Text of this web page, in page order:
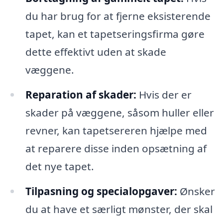
du har brug for at fjerne eksisterende
tapet, kan et tapetseringsfirma gøre
dette effektivt uden at skade
væggene.
Reparation af skader: Hvis der er
skader på væggene, såsom huller eller
revner, kan tapetsereren hjælpe med
at reparere disse inden opsætning af
det nye tapet.
Tilpasning og specialopgaver: Ønsker
du at have et særligt mønster, der skal